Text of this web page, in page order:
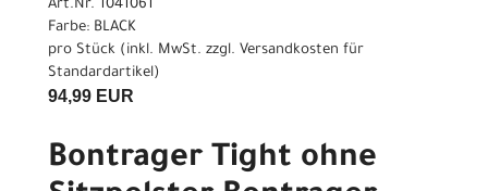
Art.Nr. 1041061
Farbe: BLACK
pro Stück (inkl. MwSt. zzgl. Versandkosten für
Standardartikel)
94,99 EUR
Bontrager Tight ohne